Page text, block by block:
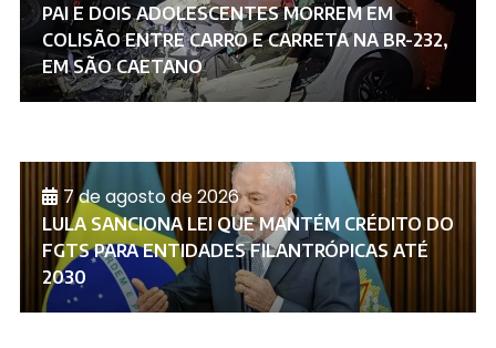
PAI E DOIS ADOLESCENTES MORREM EM
COLISÃO ENTRE CARRO E CARRETA NA BR-232,
EM SÃO CAETANO
7 de agosto de 2026
LULA SANCIONA LEI QUE MANTÉM CRÉDITO DO
FGTS PARA ENTIDADES FILANTRÓPICAS ATÉ
2030